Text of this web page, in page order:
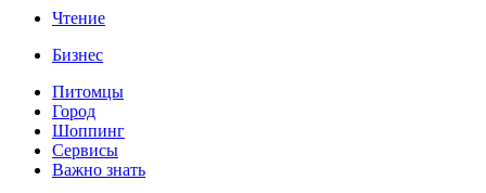
Чтение
Бизнес
Питомцы
Город
Шоппинг
Сервисы
Важно знать